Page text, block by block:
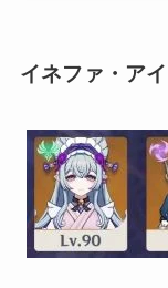
イネファ・ア